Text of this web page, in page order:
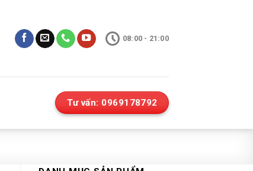
08:00 - 21:00
Tư vấn: 0969178792